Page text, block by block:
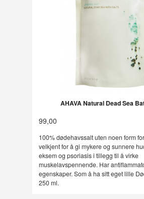
AHAVA Natural Dead Sea
99,00
100% dødehavssalt uten noen form
velkjent for å gi mykere og sunnere
eksem og psoriasis i tillegg til å virke
muskelavspennende. Har
egenskaper. Som å ha sitt eget lille
250 ml.